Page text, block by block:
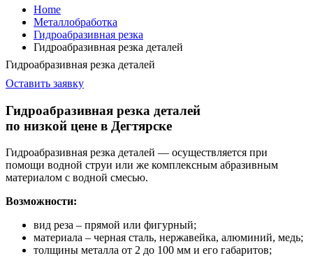
Home
Металлобработка
Гидроабразивная резка
Гидроабразивная резка деталей
Гидроабразивная резка деталей
Оставить заявку
Гидроабразивная резка деталей
по низкой цене в Дегтярске
Гидроабразивная резка деталей — осуществляется при
помощи водной струи или же комплексным абразивным
материалом с водной смесью.
Возможности:
вид реза – прямой или фигурный;
материала – черная сталь, нержавейка, алюминий, медь;
толщины металла от 2 до 100 мм и его габаритов;